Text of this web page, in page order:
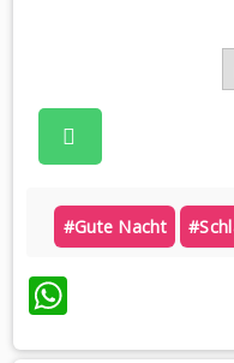
#gute Nacht
WhatsApp